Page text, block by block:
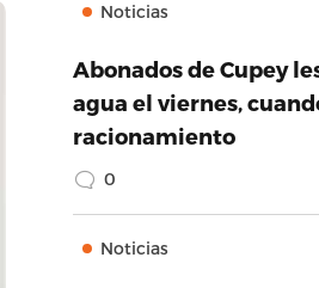
Noticias
Abonados de Cupey
agua el viernes,
racionamiento
0
Noticias